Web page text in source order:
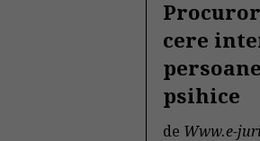
cere
psihice
de Www.e-